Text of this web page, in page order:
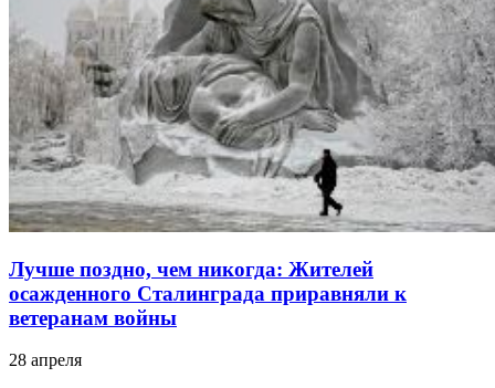
Лучше поздно, чем никогда: Жителей
осажденного Сталинграда приравняли к
ветеранам войны
28 апреля